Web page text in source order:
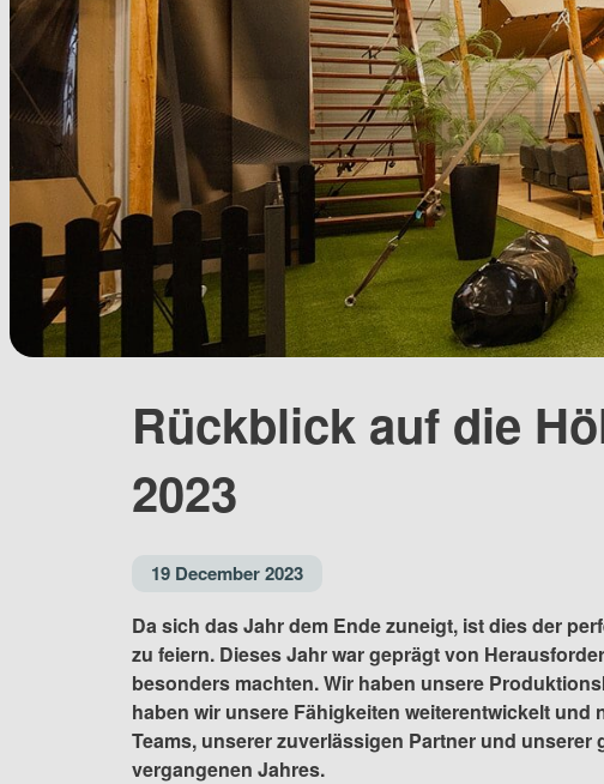
Rückblick auf die
2023
19 December 2023
Da sich das Jahr dem Ende zuneigt, ist dies der
zu feiern. Dieses Jahr war geprägt von
besonders machten. Wir haben unsere
haben wir unsere Fähigkeiten weiterentwickelt
Teams, unserer zuverlässigen Partner und
vergangenen Jahres.